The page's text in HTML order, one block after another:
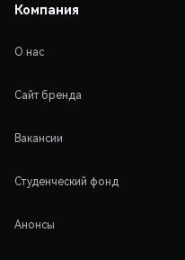
Компания
О нас
Сайт бренда
Вакансии
Студенческий фонд
Анонсы